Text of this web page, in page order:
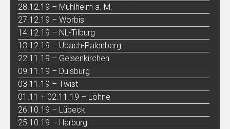
28.12.19 – Mühlheim a. M.
27.12.19 – Worbis
14.12.19 – NL-Tilburg
13.12.19 – Übach-Palenberg
22.11.19 – Gelsenkirchen
09.11.19 – Duisburg
03.11.19 – Twist
01.11 + 02.11.19 – Löhne
26.10.19 – Lübeck
25.10.19 – Harburg